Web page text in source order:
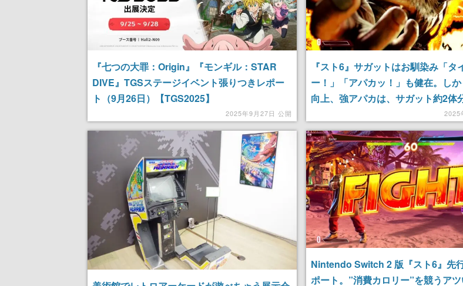
『七つの大罪：Origin』『モンギル：STAR
DIVE』TGSステージイベント張りつきレポー
ト（9月26日）【TGS2025】
2025年9月27日 公開
『スト6』サガットはお馴染み「タ
ー！」「アパカッ！」も健在。し
向上、強アパカは、サガット約2体
進みながら対空攻撃を放つ。【先
2025
Nintendo Switch 2 版『スト6』先
ポート。”消費カロリー”を競うア